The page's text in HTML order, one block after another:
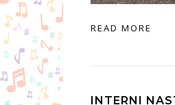
READ MORE
INTERNI